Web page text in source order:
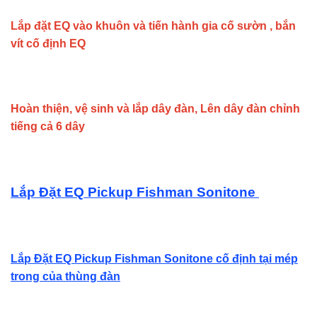
Lắp đặt EQ vào khuôn và tiến hành gia cố sườn , bắn
vít cố định EQ
Hoàn thiện, vệ sinh và lắp dây đàn, Lên dây đàn chỉnh
tiếng cả 6 dây
Lắp Đặt EQ Pickup Fishman Sonitone
Lắp Đặt EQ Pickup Fishman Sonitone cố định tại mép
trong của thùng đàn